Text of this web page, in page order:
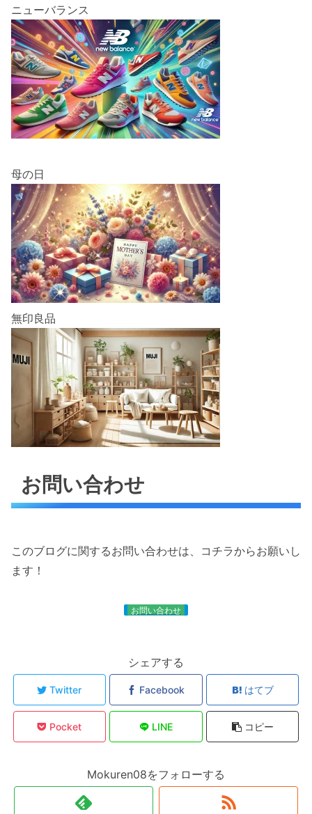
ニューバランス
母の日
無印良品
お問い合わせ
このブログに関するお問い合わせは、コチラからお願いし
ます！
お問い合わせ
シェアする
Twitter Facebook はてブ
Pocket LINE コピー
Mokuren08をフォローする